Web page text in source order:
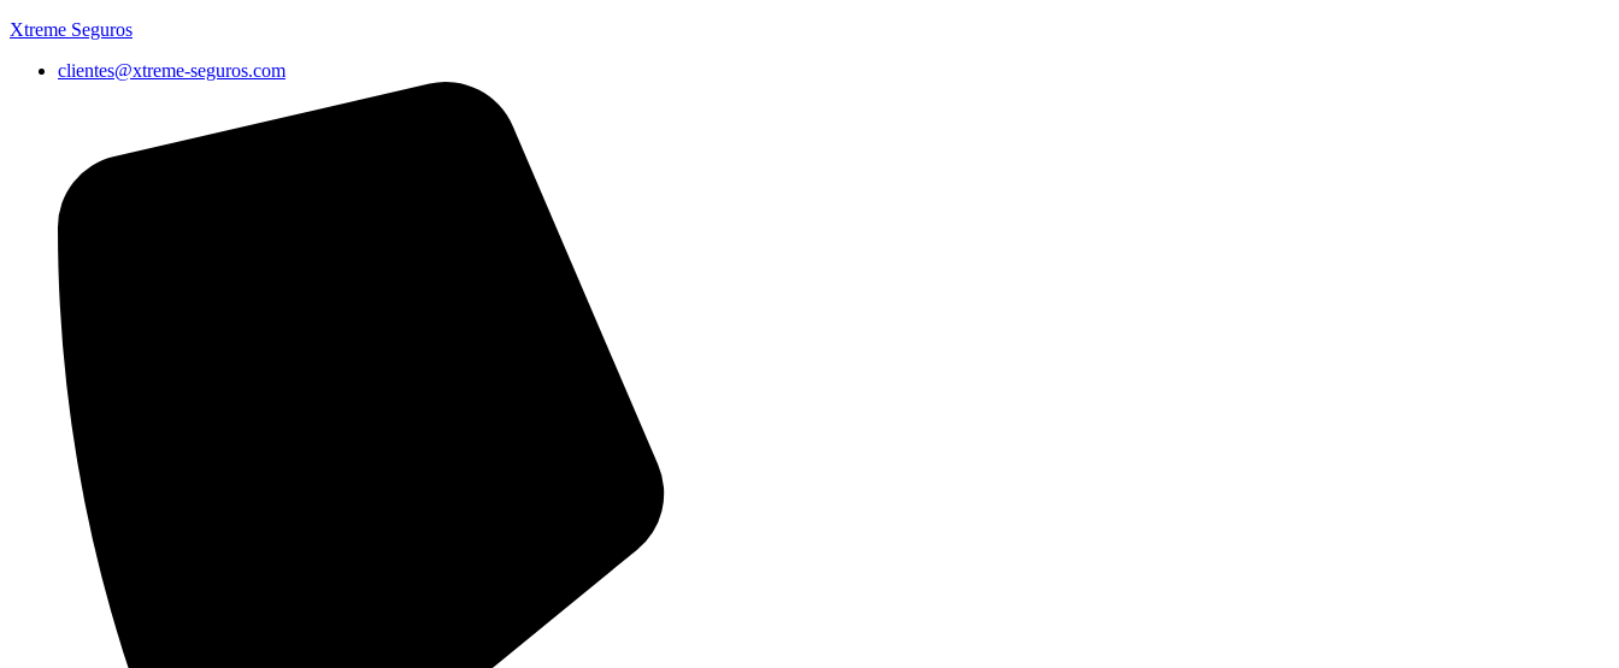
Xtreme Seguros
clientes@xtreme-seguros.com